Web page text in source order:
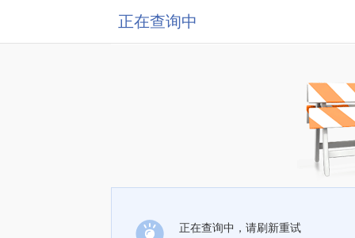
正在查询中
正在查询中，请刷新重试